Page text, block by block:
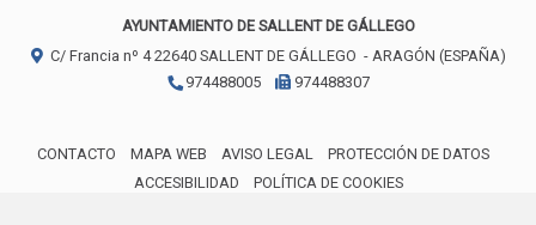
AYUNTAMIENTO DE SALLENT DE GÁLLEGO
C/ Francia nº 422640 SALLENT DE GÁLLEGO - ARAGÓN (ESPAÑA)
974488005
974488307
CONTACTO MAPA WEB AVISO LEGAL
PROTECCIÓN DE DATOS
ACCESIBILIDAD
POLÍTICA DE COOKIES